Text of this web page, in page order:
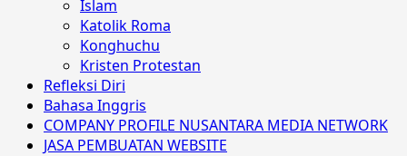
Islam
Katolik Roma
Konghuchu
Kristen Protestan
Refleksi Diri
Bahasa Inggris
COMPANY PROFILE NUSANTARA MEDIA NETWORK
JASA PEMBUATAN WEBSITE